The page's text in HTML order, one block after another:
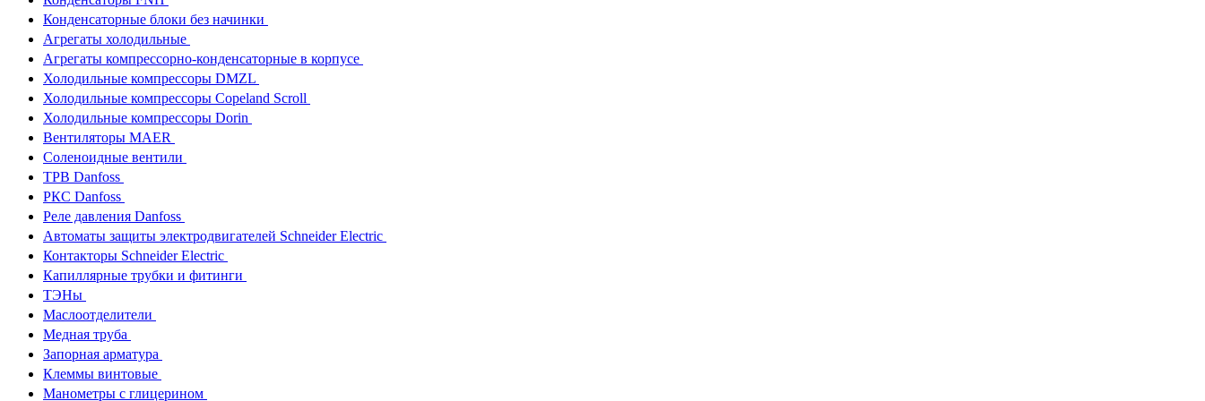
Конденсаторные блоки без начинки
Агрегаты холодильные
Агрегаты компрессорно-конденсаторные в корпусе
Холодильные компрессоры DMZL
Холодильные компрессоры Copeland Scroll
Холодильные компрессоры Dorin
Вентиляторы MAER
Соленоидные вентили
ТРВ Danfoss
РКС Danfoss
Реле давления Danfoss
Автоматы защиты электродвигателей Schneider Electric
Контакторы Schneider Electric
Капиллярные трубки и фитинги
ТЭНы
Маслоотделители
Медная труба
Запорная арматура
Клеммы винтовые
Манометры с глицерином